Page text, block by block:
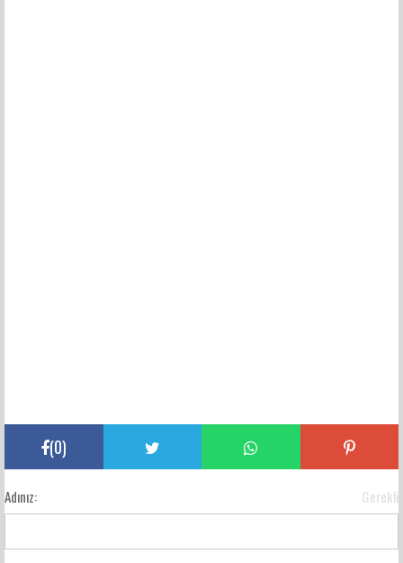
(0)
Adınız: Gerekli